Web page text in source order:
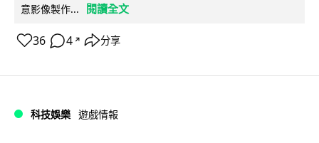
意影像製作...
閱讀全文
36 4 ↗ 分享
科技娛樂 遊戲情報